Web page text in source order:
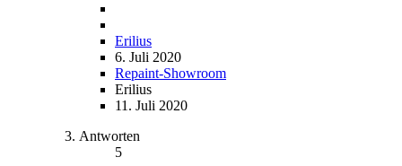
Erilius
6. Juli 2020
Repaint-Showroom
Erilius
11. Juli 2020
Antworten
5